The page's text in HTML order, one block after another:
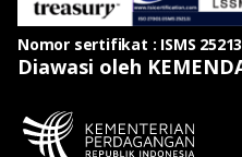
Nomor sertifikat : ISMS 25213
Diawasi oleh